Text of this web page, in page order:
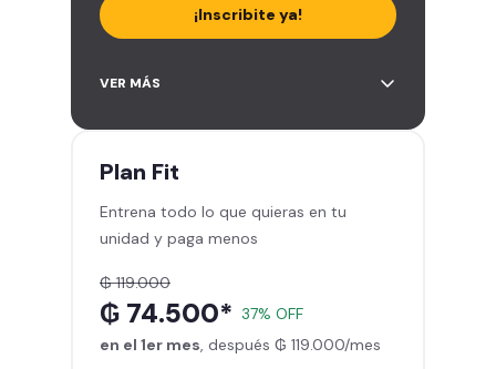
¡Inscribite ya!
Área de peso libre, peso
grupales
sedes del país y Latinoamérica
Smart Fit app – Tu entrenamiento
en la palma de tu mano
donde estés
Invitá a tus amigos a entrenar
Acceso a sillones de masaje
VER MÁS
Plan Fit
Entrena todo lo que quieras en tu
unidad y paga menos
₲ 119.000
₲ 74.500* 37% OFF
en el 1er mes , después ₲ 119.000/mes